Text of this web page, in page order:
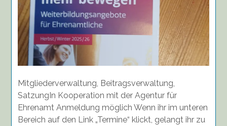
Mitgliederverwaltung, Beitragsverwaltung,
SatzungIn Kooperation mit der Agentur für
Ehrenamt Anmeldung möglich Wenn ihr im unteren
Bereich auf den Link „Termine“ klickt, gelangt ihr zu